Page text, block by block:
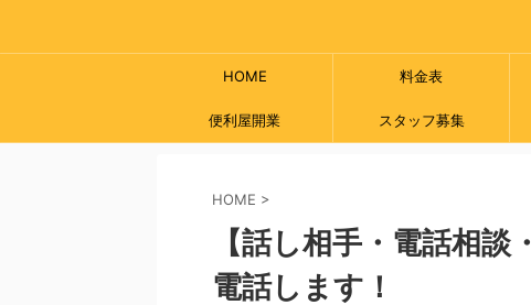
HOME 料金表
便利屋開業 スタッフ募集
HOME >
【話し相手・電話相
電話します！